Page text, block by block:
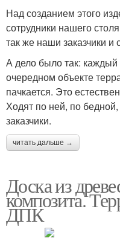
Над созданием этого
сотрудники нашего
так же наши заказчики и
А дело было так: каждый
очередном объекте
пачкается. Это
Ходят по ней, по бедной,
заказчики.
читать дальше →
Доска из
композита.
ДПК